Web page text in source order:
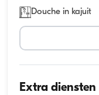
Douche in kajuit
Extra diensten